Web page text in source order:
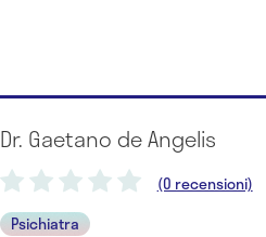
Dr. Gaetano de Angelis
(0 recensioni)
Psichiatra